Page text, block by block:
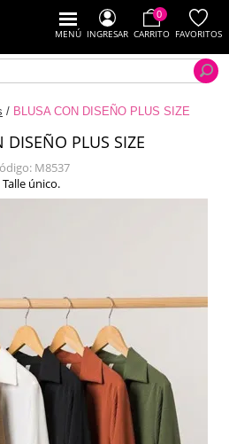
MENÚ INGRESAR
0
CARRITO FAVORITOS
/ BLUSA CON DISEÑO PLUS SIZE
DISEÑO PLUS SIZE
M8537
Talle único.